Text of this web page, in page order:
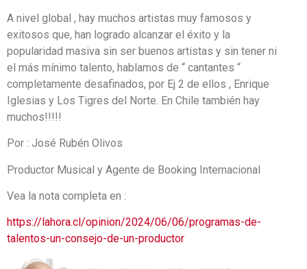
A nivel global , hay muchos artistas muy famosos y
exitosos que, han logrado alcanzar el éxito y la
popularidad masiva sin ser buenos artistas y sin tener ni
el más mínimo talento, hablamos de “ cantantes “
completamente desafinados, por Ej 2 de ellos , Enrique
Iglesias y Los Tigres del Norte. En Chile también hay
muchos!!!!!
Por : José Rubén Olivos
Productor Musical y Agente de Booking Internacional
Vea la nota completa en :
https://lahora.cl/opinion/2024/06/06/programas-de-
talentos-un-consejo-de-un-productor
free
wordpress
free
free
wordpress
free
wordpress
wordpress
free
free